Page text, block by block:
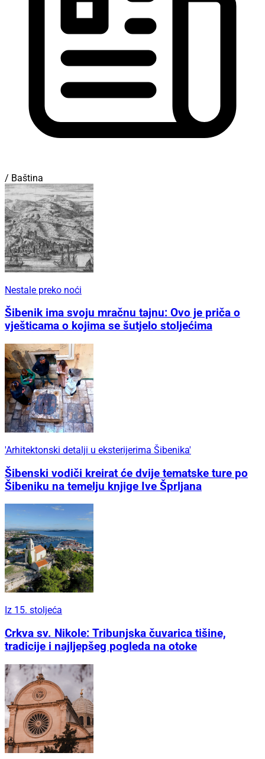
/ Baština
Nestale preko noći
Šibenik ima svoju mračnu tajnu: Ovo je priča o
vješticama o kojima se šutjelo stoljećima
'Arhitektonski detalji u eksterijerima Šibenika'
Šibenski vodiči kreirat će dvije tematske ture po
Šibeniku na temelju knjige Ive Šprljana
Iz 15. stoljeća
Crkva sv. Nikole: Tribunjska čuvarica tišine,
tradicije i najljepšeg pogleda na otoke